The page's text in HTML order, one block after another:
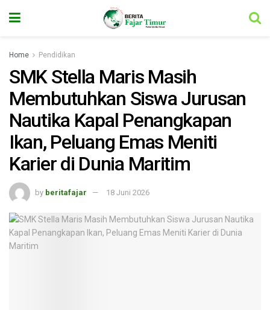
Home Pendidikan
SMK Stella Maris Masih
Membutuhkan Siswa Jurusan
Nautika Kapal Penangkapan
Ikan, Peluang Emas Meniti
Karier di Dunia Maritim
by beritafajar 18 Juni 2026